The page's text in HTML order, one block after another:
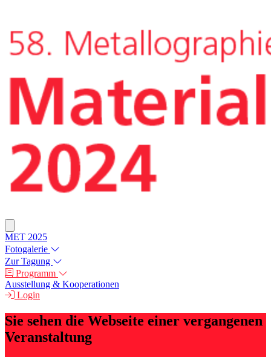
MET 2025
Fotogalerie
Zur Tagung
Programm
Ausstellung & Kooperationen
Login
Sie sehen die Webseite einer vergangenen
Veranstaltung